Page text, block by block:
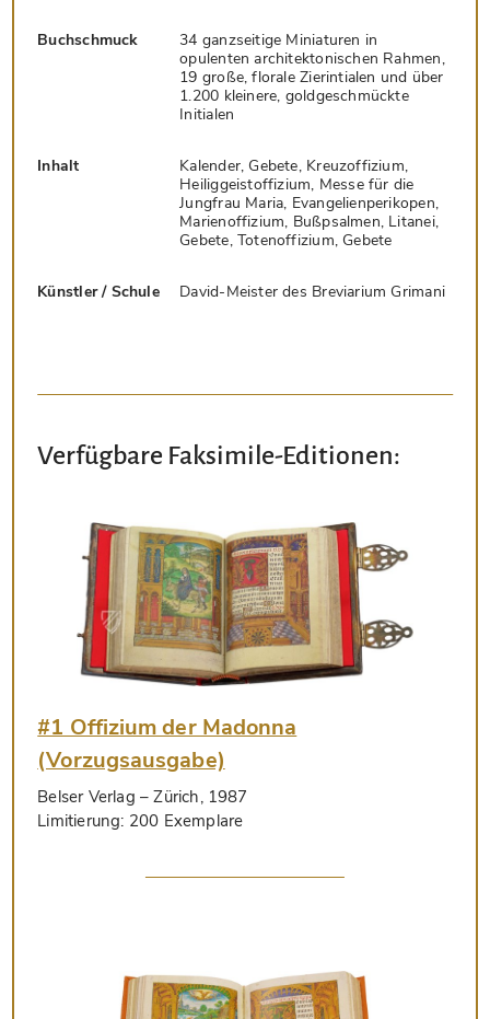
Buchschmuck
34 ganzseitige Miniaturen in
opulenten architektonischen Rahmen,
19 große, florale Zierintialen und über
1.200 kleinere, goldgeschmückte
Initialen
Inhalt
Kalender, Gebete, Kreuzoffizium,
Heiliggeistoffizium, Messe für die
Jungfrau Maria, Evangelienperikopen,
Marienoffizium, Bußpsalmen, Litanei,
Gebete, Totenoffizium, Gebete
Künstler / Schule David-Meister des Breviarium Grimani
Verfügbare Faksimile-Editionen:
#1 Offizium der Madonna
(Vorzugsausgabe)
Belser Verlag – Zürich, 1987
Limitierung: 200 Exemplare